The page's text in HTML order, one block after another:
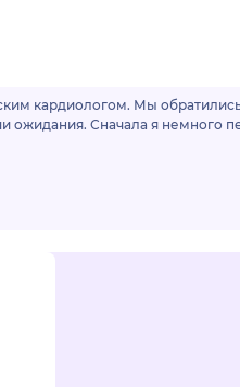
кардиологом. Мы
ожидания. Сначала я немного